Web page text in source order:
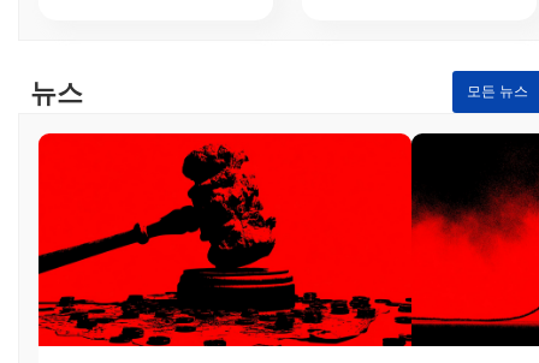
뉴스 모든 뉴스